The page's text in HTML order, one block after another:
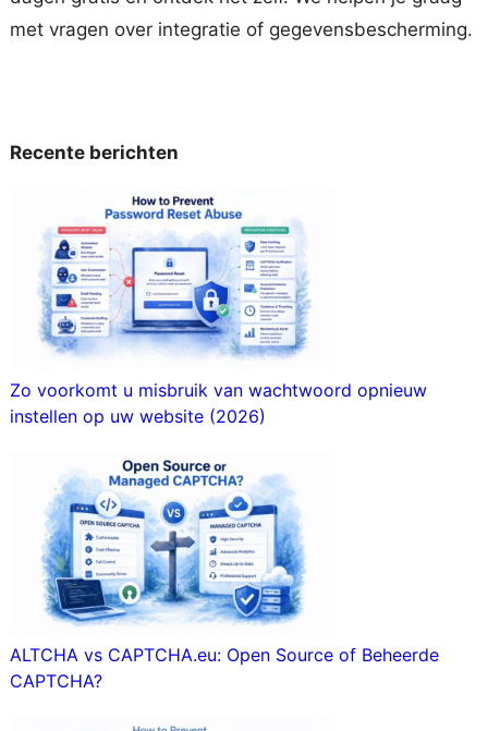
met vragen over integratie of gegevensbescherming.
Recente berichten
Zo voorkomt u misbruik van wachtwoord opnieuw
instellen op uw website (2026)
ALTCHA vs CAPTCHA.eu: Open Source of Beheerde
CAPTCHA?